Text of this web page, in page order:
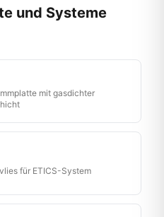
und Systeme
mit gasdichter
für ETICS-System